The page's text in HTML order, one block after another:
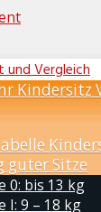
Kindersitz
guter Sitze
0: bis 13 kg
I: 9 – 18 kg